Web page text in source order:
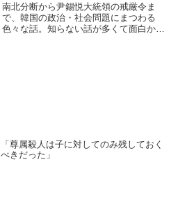
南北分断から尹錫悦大統領の戒厳令ま
で、韓国の政治・社会問題にまつわる
色々な話。知らない話が多くて面白かっ
「尊属殺人は子に対してのみ残しておく
べきだった」